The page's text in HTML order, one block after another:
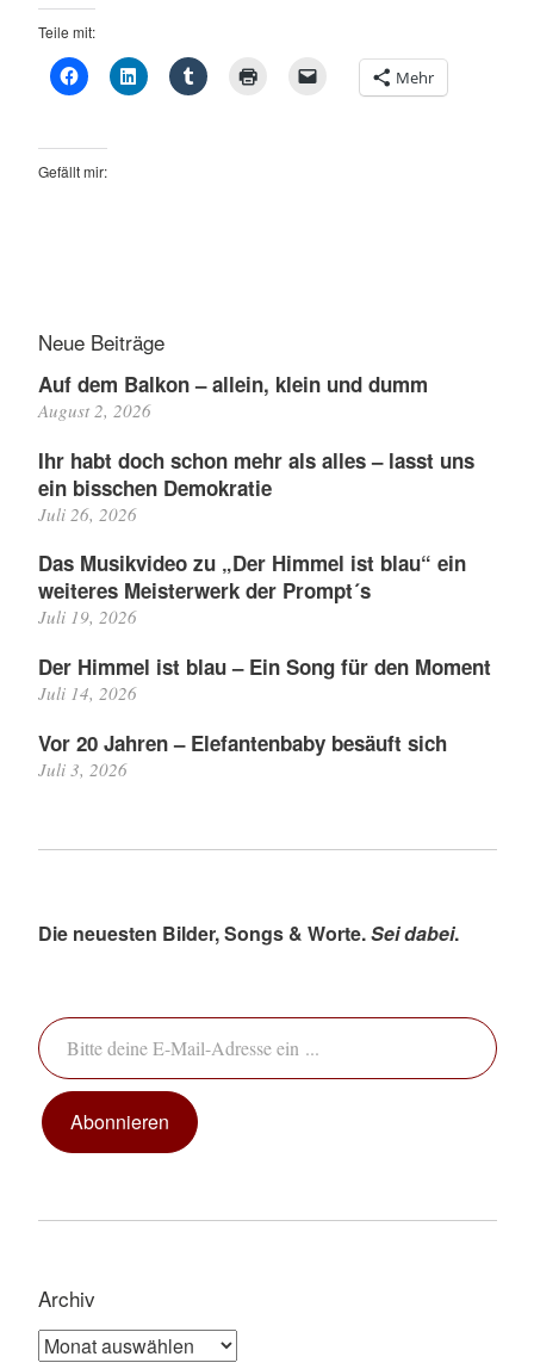
Teile mit:
Mehr
Gefällt mir:
Neue Beiträge
Auf dem Balkon – allein, klein und dumm
August 2, 2026
Ihr habt doch schon mehr als alles – lasst uns
ein bisschen Demokratie
Juli 26, 2026
Das Musikvideo zu „Der Himmel ist blau“ ein
weiteres Meisterwerk der Prompt´s
Juli 19, 2026
Der Himmel ist blau – Ein Song für den Moment
Juli 14, 2026
Vor 20 Jahren – Elefantenbaby besäuft sich
Juli 3, 2026
Die neuesten Bilder, Songs & Worte.Sei dabei.
Bitte deine E-Mail-Adresse ein ...
Abonnieren
Archiv
Archiv